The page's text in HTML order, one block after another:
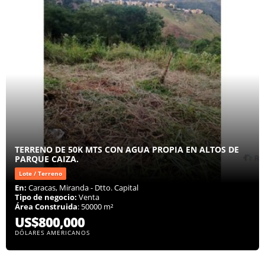
TERRENO DE 50K MTS CON AGUA PROPIA EN ALTOS DE
PARQUE CAIZA.
Lote / Terreno
En: Caracas, Miranda - Dtto. Capital
Tipo de negocio: Venta
Área Construida: 50000 m²
US$800,000
DÓLARES AMERICANOS